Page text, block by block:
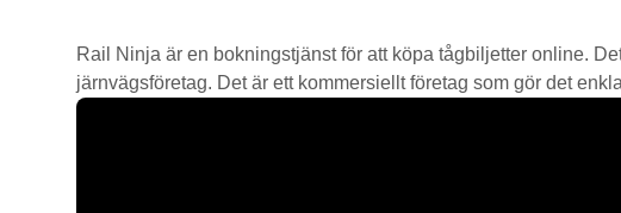
Rail Ninja är en bokningstjänst för att köpa tågbiljetter online.
järnvägsföretag. Det är ett kommersiellt företag som gör det